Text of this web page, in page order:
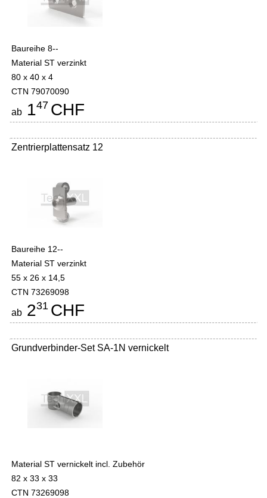
Baureihe 8--
Material ST verzinkt
80 x 40 x 4
CTN 79070090
ab 147 CHF
Zentrierplattensatz 12
Baureihe 12--
Material ST verzinkt
55 x 26 x 14,5
CTN 73269098
ab 231 CHF
Grundverbinder-Set SA-1N vernickelt
Material ST vernickelt incl. Zubehör
82 x 33 x 33
CTN 73269098